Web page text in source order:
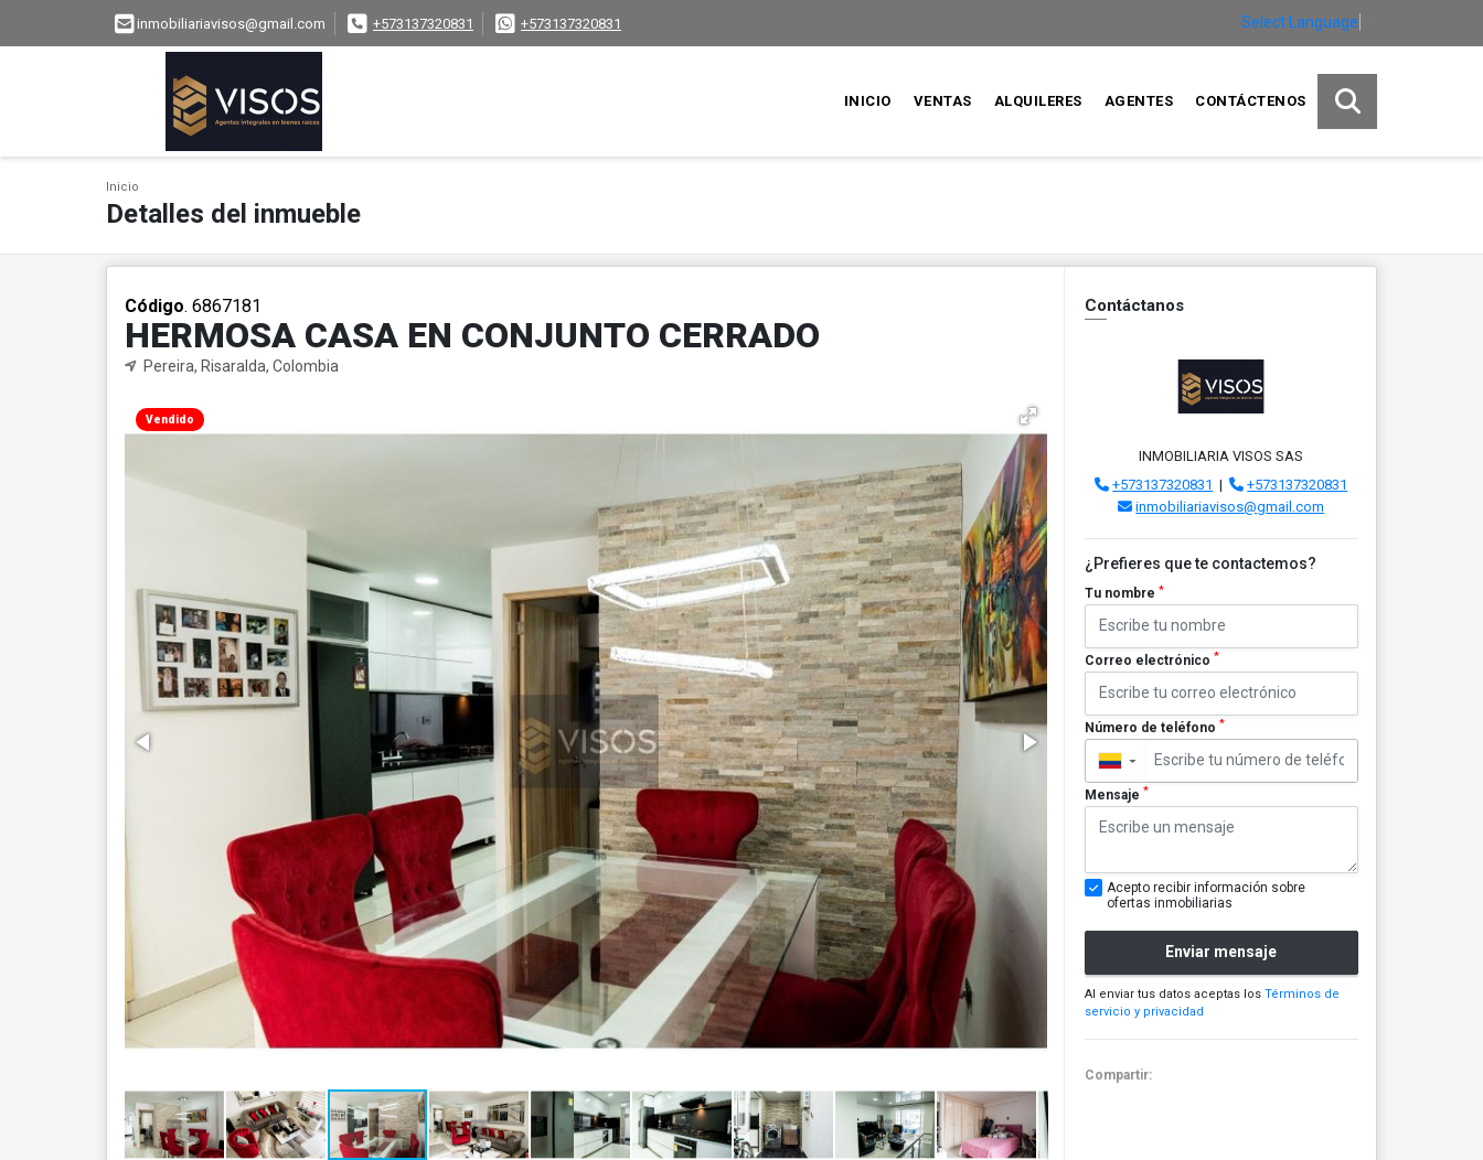
inmobiliariavisos@gmail.com +573137320831 +573137320831 Select Language
INICIO VENTAS ALQUILERES AGENTES CONTÁCTENOS
Inicio
Detalles del inmueble
Código. 6867181
HERMOSA CASA EN CONJUNTO CERRADO
Pereira, Risaralda, Colombia
Vendido
Contáctanos
INMOBILIARIA VISOS SAS
+573137320831 |
+573137320831
inmobiliariavisos@gmail.com
¿Prefieres que te contactemos?
Tu nombre *
Correo electrónico *
Número de teléfono *
▼
Mensaje *
Acepto recibir información sobre
ofertas inmobiliarias
Enviar mensaje
Al enviar tus datos aceptas los Términos de
servicio y privacidad
Compartir: